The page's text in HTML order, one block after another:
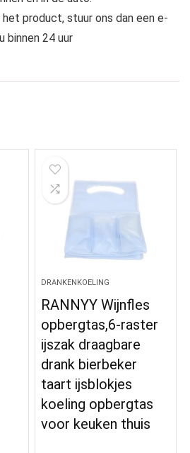
product, stuur ons dan een e-
binnen 24 uur
DRANKENKOELING
RANNYY Wijnfles
opbergtas,6-raster
ijszak draagbare
drank bierbeker
taart ijsblokjes
koeling opbergtas
voor keuken thuis